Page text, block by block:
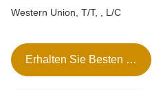
Western Union, T/T, , L/C
Erhalten Sie Besten Preis